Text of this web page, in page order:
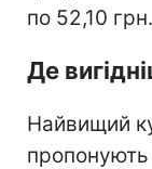
по 52,10 грн.
Де
Найвищий